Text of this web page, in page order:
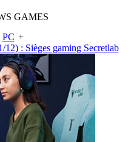
GAMES
PC +
: Sièges gaming Secretlab